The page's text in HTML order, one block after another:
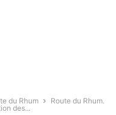
du Rhum
Route du Rhum.
des...